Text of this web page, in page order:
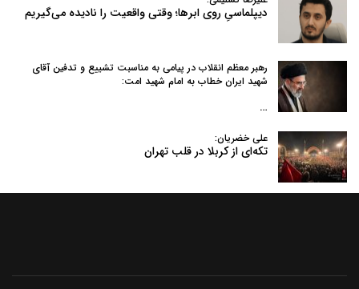
دیپلماسیِ روی ابرها؛ وقتی واقعیت را نادیده می‌گیریم
رهبر معظم انقلاب در پیامی به‌ مناسبت تشییع و تدفین آقای
شهید ایران خطاب به امام شهید امت:
…
علی خضریان:
تکه‌ای از کربلا در قلب تهران